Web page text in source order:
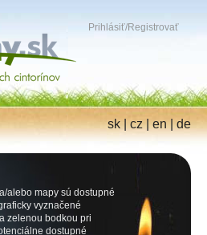
Prihlásiť/Registrovať
sk|cz|en|de
alebo mapy sú dostupné
vyznačené
zelenou bodkou pri
dostupné